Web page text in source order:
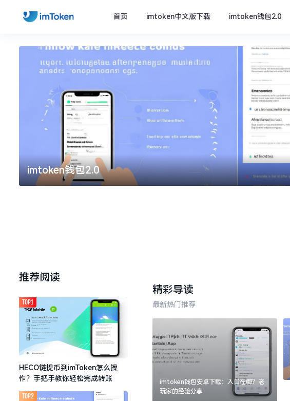
首页 imtoken中文版下载 imtoken钱包2.0
imtoken钱包2.0
推荐阅读
HECO链提币到imToken怎么操
作？手把手教你轻松完成转账
TOP1
TOP2
精彩导读
最新热门推荐
imtoken钱包安卓下载：入口在哪？老
玩家的经验分享